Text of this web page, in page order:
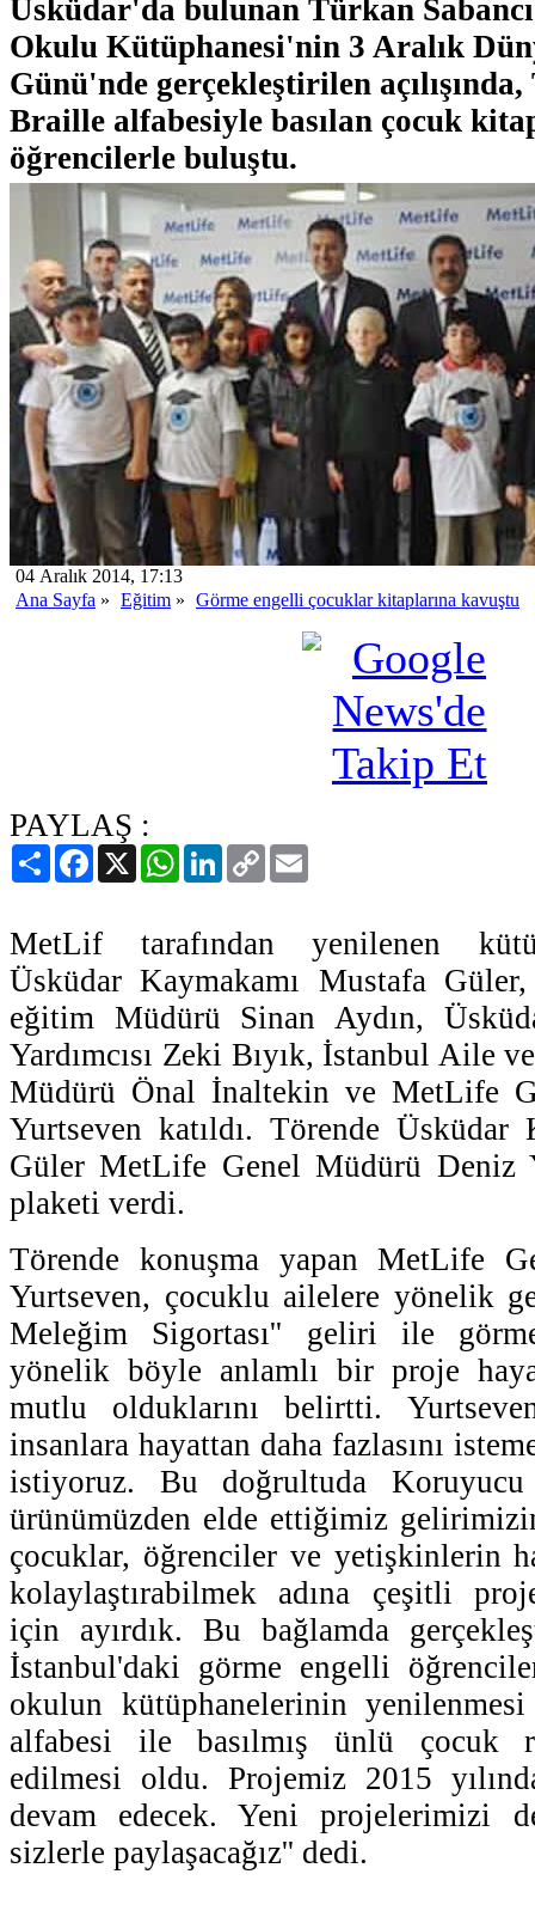
Üsküdar'da bulunan Türkan
Okulu Kütüphanesi'nin 3 Aralık
Günü'nde gerçekleştirilen
Braille alfabesiyle basılan çocuk
öğrencilerle buluştu.
04 Aralık 2014, 17:13
Ana Sayfa » Eğitim » Görme engelli çocuklar kitaplarına kavuştu
PAYLAŞ :
PaylaşFacebook
X WhatsAppLinkedIn
Copy
Link
MetLif tarafından yenilenen
Üsküdar Kaymakamı Mustafa
eğitim Müdürü Sinan Aydın,
Yardımcısı Zeki Bıyık, İstanbul Aile
Müdürü Önal İnaltekin ve MetLife
Yurtseven katıldı. Törende Üsküdar
Güler MetLife Genel Müdürü Deniz
plaketi verdi.
Törende konuşma yapan MetLife
Yurtseven, çocuklu ailelere yönelik
Meleğim Sigortası'' geliri ile
yönelik böyle anlamlı bir proje
mutlu olduklarını belirtti.
insanlara hayattan daha fazlasını
istiyoruz. Bu doğrultuda Koruyucu
ürünümüzden elde ettiğimiz
çocuklar, öğrenciler ve yetişkinlerin
kolaylaştırabilmek adına çeşitli
için ayırdık. Bu bağlamda
İstanbul'daki görme engelli
okulun kütüphanelerinin
alfabesi ile basılmış ünlü çocuk
edilmesi oldu. Projemiz 2015
devam edecek. Yeni projelerimizi
sizlerle paylaşacağız'' dedi.